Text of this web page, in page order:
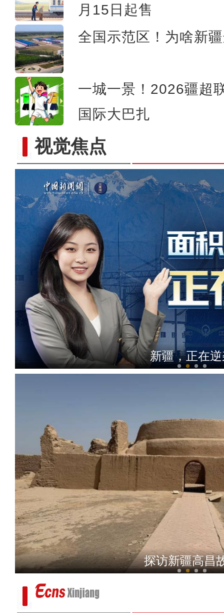
月15日起售
全国示范区！为啥新
一城一景！2026疆超
国际大巴扎
视觉焦点
新疆，正在
《明月照他乡·山与
探访新疆高昌